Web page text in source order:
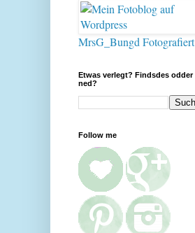
MrsG_Bungd Fotografiert
Etwas verlegt? Findsdes odder
ned?
Follow me